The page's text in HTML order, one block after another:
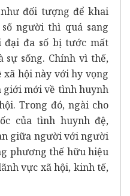
đối tượng để khai
người thì quá sang
đa số bị tước mất
sự sống. Chính vì thế,
xã hội này với hy vọng
giới mới về tình huynh
Trong đó, ngài cho
của tình huynh đệ,
giữa người với người
phương thế hữu hiệu
vực xã hội, kinh tế,